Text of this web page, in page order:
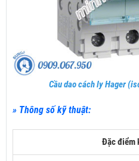
Cầu dao cách ly Hager
» Thông số kỹ thuật:
Đặc điểm